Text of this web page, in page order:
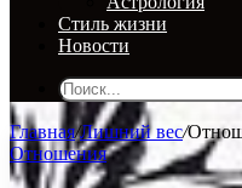
Стиль жизни
Новости
Главная/Лишний вес/
Отношения